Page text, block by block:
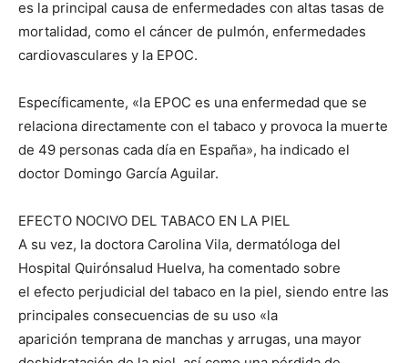
es la principal causa de enfermedades con altas tasas de
mortalidad, como el cáncer de pulmón, enfermedades
cardiovasculares y la EPOC.
Específicamente, «la EPOC es una enfermedad que se
relaciona directamente con el tabaco y provoca la muerte
de 49 personas cada día en España», ha indicado el
doctor Domingo García Aguilar.
EFECTO NOCIVO DEL TABACO EN LA PIEL
A su vez, la doctora Carolina Vila, dermatóloga del
Hospital Quirónsalud Huelva, ha comentado sobre
el efecto perjudicial del tabaco en la piel, siendo entre las
principales consecuencias de su uso «la
aparición temprana de manchas y arrugas, una mayor